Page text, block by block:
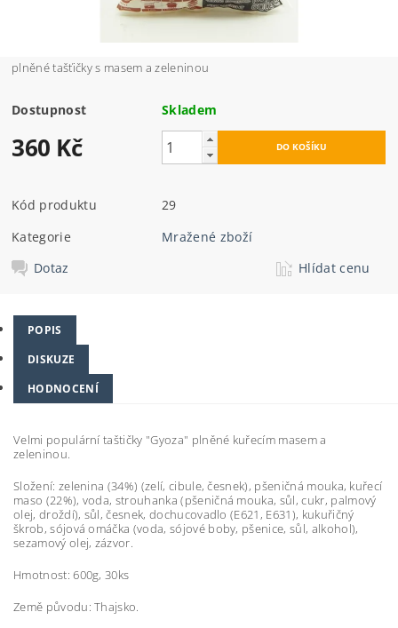
plněné tašťičky s masem a zeleninou
Dostupnost Skladem
360 Kč
Kód produktu
29
Kategorie
Mražené zboží
Dotaz
Hlídat cenu
POPIS
DISKUZE
HODNOCENÍ
Velmi populární taštičky "Gyoza" plněné kuřecím masem a
zeleninou.
Složení: zelenina (34%) (zelí, cibule, česnek), pšeničná mouka, kuřecí
maso (22%), voda, strouhanka (pšeničná mouka, sůl, cukr, palmový
olej, droždí), sůl, česnek, dochucovadlo (E621, E631), kukuřičný
škrob, sójová omáčka (voda, sójové boby, pšenice, sůl, alkohol),
sezamový olej, zázvor.
Hmotnost: 600g, 30ks
Země původu: Thajsko.